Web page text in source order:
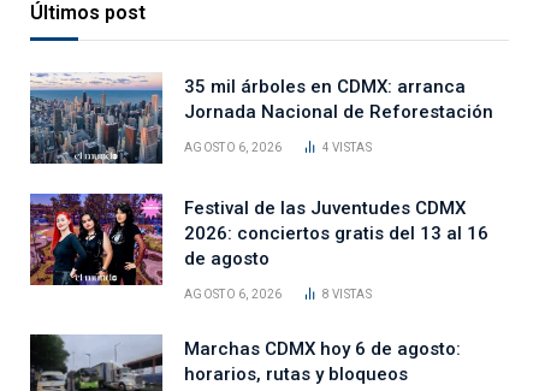
Últimos post
35 mil árboles en CDMX: arranca
Jornada Nacional de Reforestación
AGOSTO 6, 2026 4VISTAS
Festival de las Juventudes CDMX
2026: conciertos gratis del 13 al 16
de agosto
AGOSTO 6, 2026 8VISTAS
Marchas CDMX hoy 6 de agosto:
horarios, rutas y bloqueos